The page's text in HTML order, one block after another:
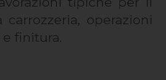
operazioni
finitura.